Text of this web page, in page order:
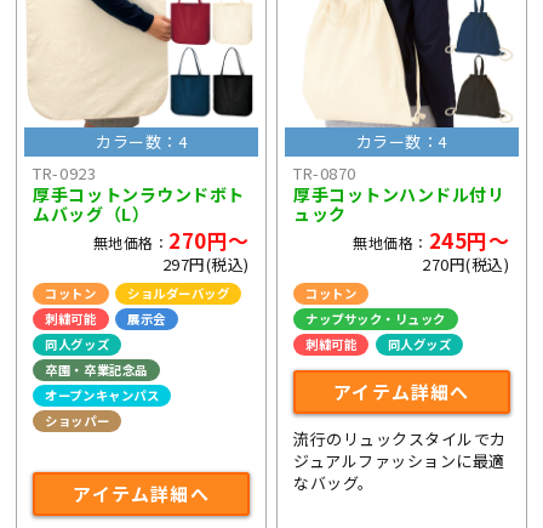
カラー数：4
TR-0923
厚手コットンラウンドボト
ムバッグ（L）
無地価格： 270円～
297円(税込)
コットン
ショルダーバッグ
刺繍可能
展示会
同人グッズ
卒園・卒業記念品
オープンキャンパス
ショッパー
アイテム詳細へ
カラー数：4
TR-0870
厚手コットンハンドル付リ
ュック
無地価格： 245円～
270円(税込)
コットン
ナップサック・リュック
刺繍可能
同人グッズ
アイテム詳細へ
流行のリュックスタイルでカ
ジュアルファッションに最適
なバッグ。